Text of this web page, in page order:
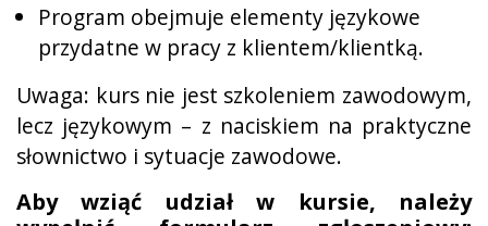
Program obejmuje elementy językowe
przydatne w pracy z klientem/klientką.
Uwaga: kurs nie jest szkoleniem zawodowym,
lecz językowym – z naciskiem na praktyczne
słownictwo i sytuacje zawodowe.
Aby wziąć udział w kursie, należy